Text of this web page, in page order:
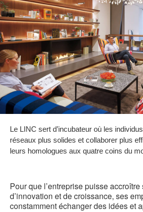
Le LINC sert d’incubateur où les
réseaux plus solides et collaborer plus
leurs homologues aux quatre coins du
Pour que l’entreprise puisse
d’innovation et de croissance, ses
constamment échanger des idées et